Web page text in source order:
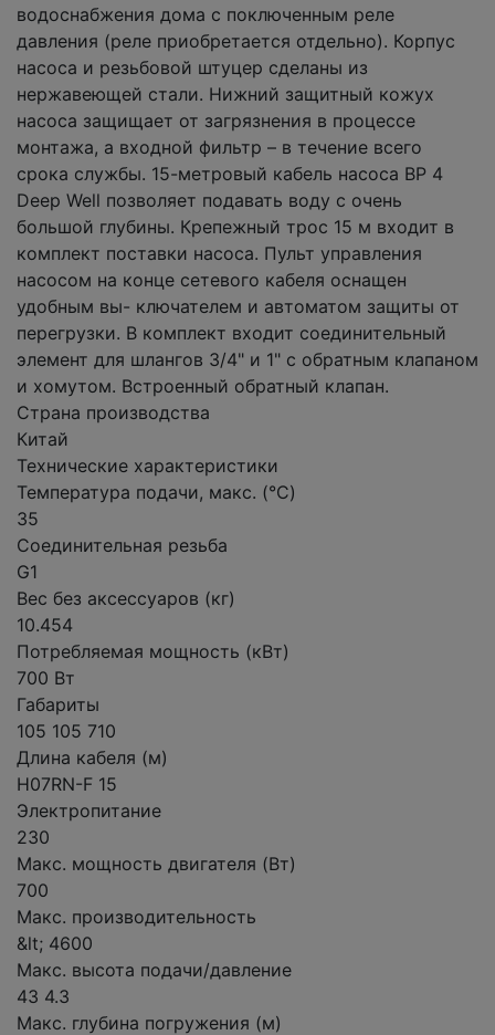
водоснабжения дома с поключенным реле
давления (реле приобретается отдельно). Корпус
насоса и резьбовой штуцер сделаны из
нержавеющей стали. Нижний защитный кожух
насоса защищает от загрязнения в процессе
монтажа, а входной фильтр – в течение всего
срока службы. 15-метровый кабель насоса BP 4
Deep Well позволяет подавать воду с очень
большой глубины. Крепежный трос 15 м входит в
комплект поставки насоса. Пульт управления
насосом на конце сетевого кабеля оснащен
удобным вы- ключателем и автоматом защиты от
перегрузки. В комплект входит соединительный
элемент для шлангов 3/4" и 1" с обратным клапаном
и хомутом. Встроенный обратный клапан.
Страна производства
Китай
Технические характеристики
Температура подачи, макс. (°C)
35
Соединительная резьба
G1
Вес без аксессуаров (кг)
10.454
Потребляемая мощность (кВт)
700 Вт
Габариты
105 105 710
Длина кабеля (м)
H07RN-F 15
Электропитание
230
Макс. мощность двигателя (Вт)
700
Макс. производительность
&lt; 4600
Макс. высота подачи/давление
43 4.3
Макс. глубина погружения (м)